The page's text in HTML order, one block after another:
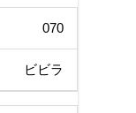
070
ビビラ